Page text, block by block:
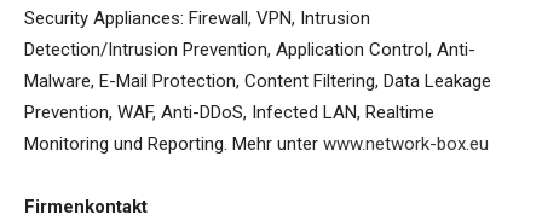
Security Appliances: Firewall, VPN, Intrusion
Detection/Intrusion Prevention, Application Control, Anti-
Malware, E-Mail Protection, Content Filtering, Data Leakage
Prevention, WAF, Anti-DDoS, Infected LAN, Realtime
Monitoring und Reporting. Mehr unter www.network-box.eu
Firmenkontakt